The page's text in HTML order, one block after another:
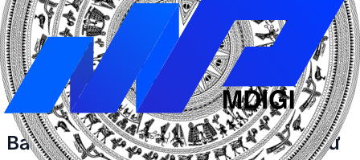
Assistantđể tìm kiếm thông tin trên Google, sử dụng
Siri để điều khiển các thiết bị Apple, sử dụng Alexa để
kết nối với các thiết bị thông minh trong nhà… Người
dùng cũng nên cập nhật phiên bản mới nhất của thiết bị
và ứng dụng để có được trải nghiệm tốt nhất.
Bảo vệ thông tin cá nhân và riêng tư